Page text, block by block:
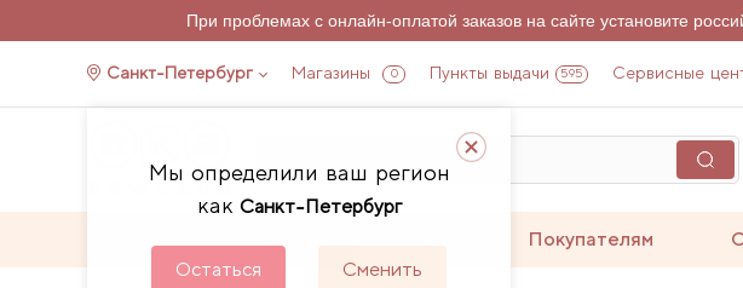
При проблемах с онлайн-оплатой заказов на сайте установите
Санкт-Петербург Магазины 0 Пункты выдачи 595 Сервисные
Мы определили ваш регион
как Санкт-Петербург
Остаться Сменить
Покупателям